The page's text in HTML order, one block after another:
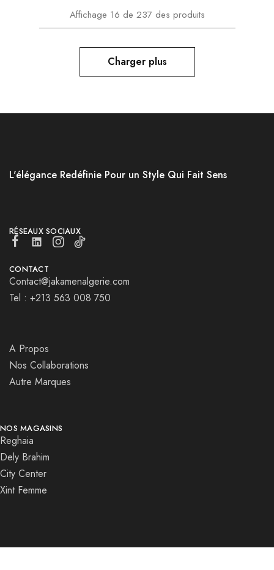
Affichage 16 de 237 des produits
Charger plus
L'élégance Redéfinie Pour un Style Qui Fait Sens
RÉSEAUX SOCIAUX
CONTACT
Contact@jakamenalgerie.com
Tel : +213 563 008 750
A Propos
Nos Collaborations
Autre Marques
NOS MAGASINS
Reghaia
Dely Brahim
City Center
Xint Femme